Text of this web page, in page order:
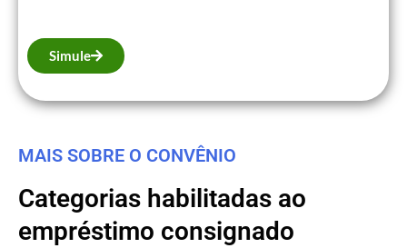
Simule
MAIS SOBRE O CONVÊNIO
Categorias habilitadas ao
empréstimo consignado